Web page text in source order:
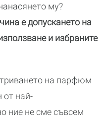
му?
е допускането на
и избраните
на парфюм
от най-
ние не сме съвсем